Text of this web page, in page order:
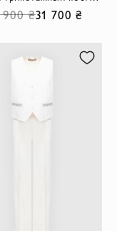
900 ₴31 700 ₴